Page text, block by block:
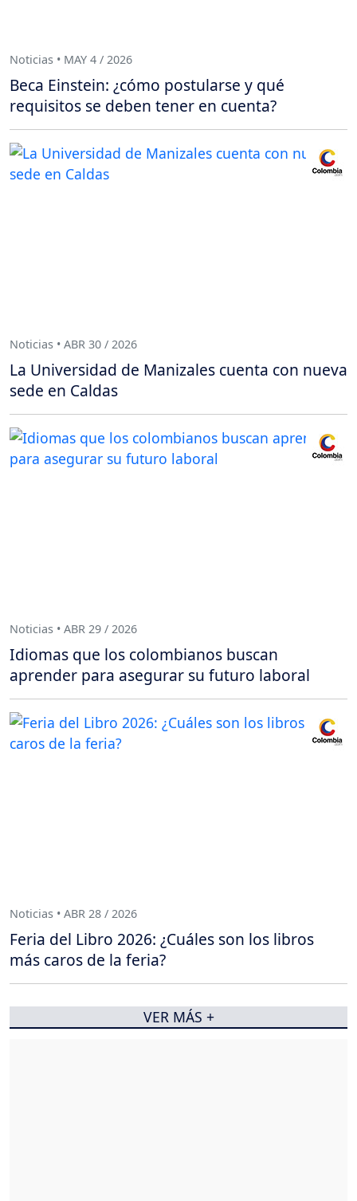
Noticias • MAY 4 / 2026
Beca Einstein: ¿cómo postularse y qué
requisitos se deben tener en cuenta?
Noticias • ABR 30 / 2026
La Universidad de Manizales cuenta con nueva
sede en Caldas
Noticias • ABR 29 / 2026
Idiomas que los colombianos buscan
aprender para asegurar su futuro laboral
Noticias • ABR 28 / 2026
Feria del Libro 2026: ¿Cuáles son los libros
más caros de la feria?
VER MÁS +